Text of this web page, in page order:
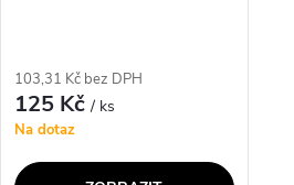
103,31 Kč bez DPH
125 Kč/ ks
Na dotaz